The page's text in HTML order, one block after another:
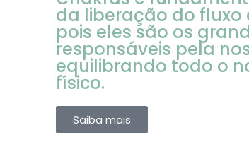
da liberação do fluxo
pois eles são os
responsáveis pela
equilibrando todo o
físico.
Saiba mais